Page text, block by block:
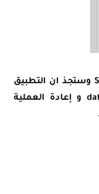
وستجذ ان التطبيق
و إعادة العملية